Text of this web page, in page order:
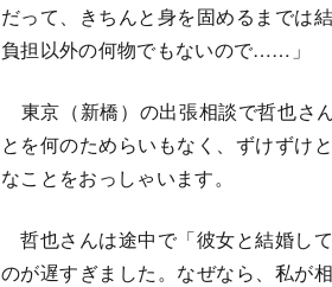
だって、きちんと身を固めるまでは
負担以外の何物でもないので……」
東京（新橋）の出張相談で哲也さ
とを何のためらいもなく、ずけずけ
なことをおっしゃいます。
哲也さんは途中で「彼女と結婚し
のが遅すぎました。なぜなら、私が